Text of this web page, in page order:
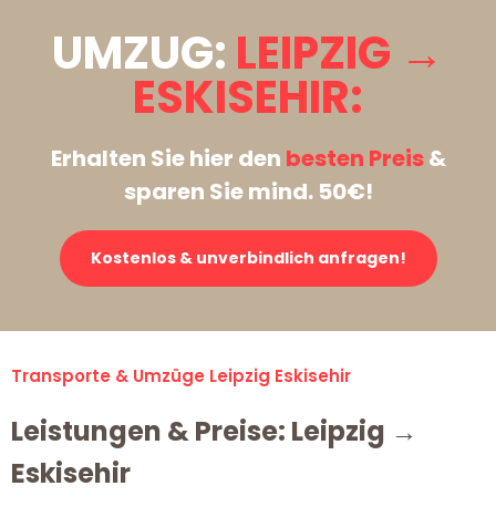
UMZUG: LEIPZIG →
ESKISEHIR:
Erhalten Sie hier den besten Preis&
sparen Sie mind. 50€!
Kostenlos & unverbindlich anfragen!
Transporte & Umzüge Leipzig Eskisehir
Leistungen & Preise: Leipzig →
Eskisehir